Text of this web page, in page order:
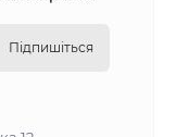
Підпишіться